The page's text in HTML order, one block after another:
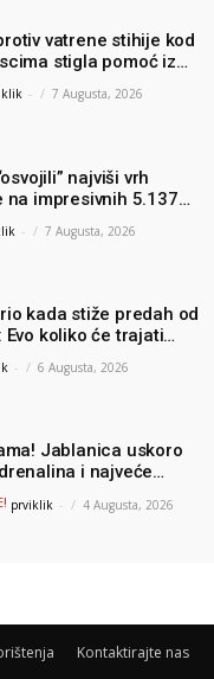
vatrene stihije kod
stigla pomoć iz
i Air Tractori
- 7 Augusta, 2026
najviši vrh
na impresivnih 5.137
- 7 Augusta, 2026
kada stiže predah od
koliko će trajati
- 6 Augusta, 2026
Jablanica uskoro
i najveće
ljeta
prviklik - 4 Augusta, 2026
Kontaktirajte nas